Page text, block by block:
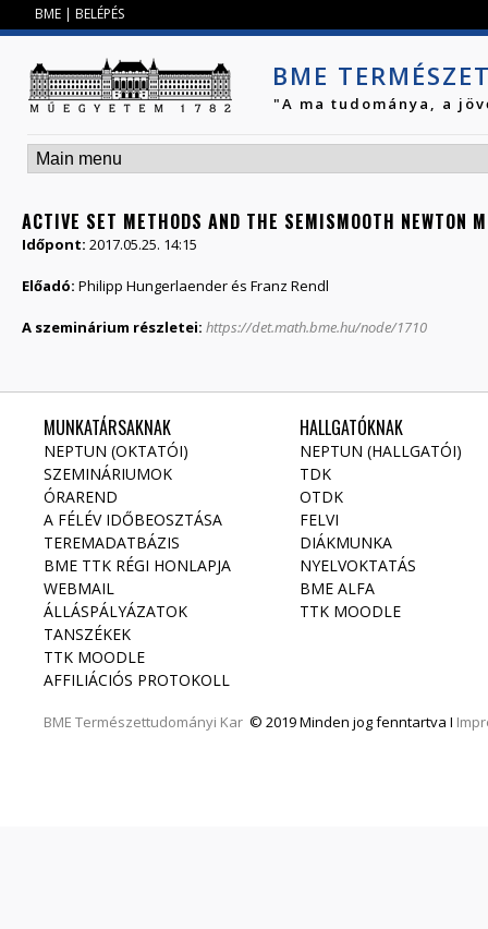
BME | BELÉPÉS
BME
"A ma tudománya, a
ACTIVE SET METHODS AND THE SEMISMOOTH NEWTON
Időpont: 2017.05.25. 14:15
Előadó: Philipp Hungerlaender és Franz Rendl
A szeminárium részletei: https://det.math.bme.hu/node/1710
MUNKATÁRSAKNAK
NEPTUN (OKTATÓI)
SZEMINÁRIUMOK
ÓRAREND
A FÉLÉV IDŐBEOSZTÁSA
TEREMADATBÁZIS
BME TTK RÉGI HONLAPJA
WEBMAIL
ÁLLÁSPÁLYÁZATOK
TANSZÉKEK
TTK MOODLE
AFFILIÁCIÓS PROTOKOLL
BME Természettudományi Kar © 2019 Minden jog fenntartva I
HALLGATÓKNAK
NEPTUN (HALLGATÓI)
TDK
OTDK
FELVI
DIÁKMUNKA
NYELVOKTATÁS
BME ALFA
TTK MOODLE